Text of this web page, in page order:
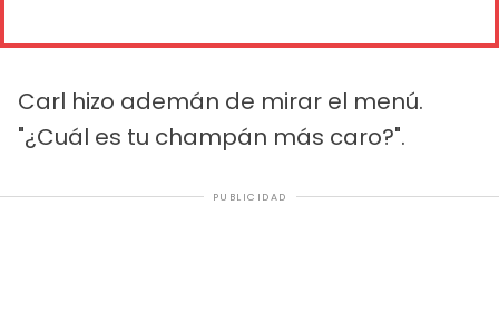
Carl hizo ademán de mirar el menú.
"¿Cuál es tu champán más caro?".
PUBLICIDAD